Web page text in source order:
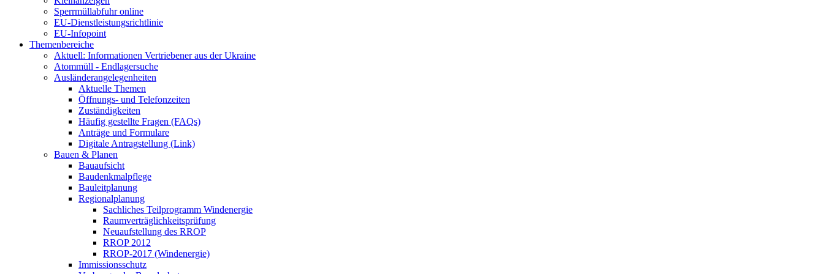
Sperrmüllabfuhr online
EU-Dienstleistungsrichtlinie
EU-Infopoint
Themenbereiche
Aktuell: Informationen Vertriebener aus der Ukraine
Atommüll - Endlagersuche
Ausländerangelegenheiten
Aktuelle Themen
Öffnungs- und Telefonzeiten
Zuständigkeiten
Häufig gestellte Fragen (FAQs)
Anträge und Formulare
Digitale Antragstellung (Link)
Bauen & Planen
Bauaufsicht
Baudenkmalpflege
Bauleitplanung
Regionalplanung
Sachliches Teilprogramm Windenergie
Raumverträglichkeitsprüfung
Neuaufstellung des RROP
RROP 2012
RROP-2017 (Windenergie)
Immissionsschutz